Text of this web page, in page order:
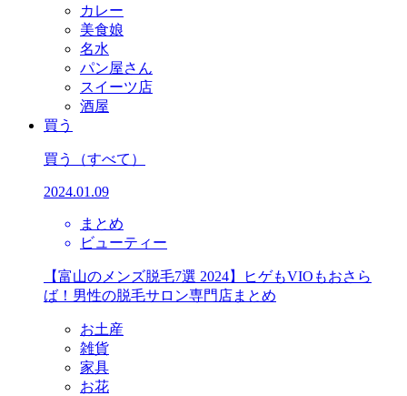
カレー
美食娘
名水
パン屋さん
スイーツ店
酒屋
買う
買う （すべて）
2024.01.09
まとめ
ビューティー
【富山のメンズ脱毛7選 2024】ヒゲもVIOもおさら
ば！男性の脱毛サロン専門店まとめ
お土産
雑貨
家具
お花